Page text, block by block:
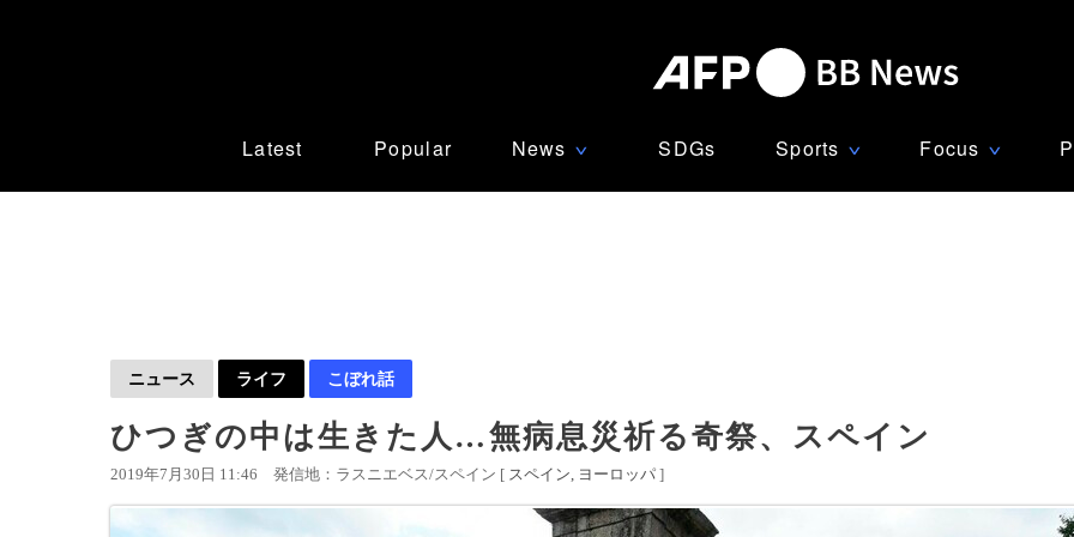
Latest Popular News ∨ SDGs Sports ∨ Focus ∨
ニュース ライフ こぼれ話
ひつぎの中は生きた人…無病息災祈る奇祭、スペイン
2019年7月30日 11:46 発信地：ラスニエベス/スペイン [ スペイン ヨーロッパ ]